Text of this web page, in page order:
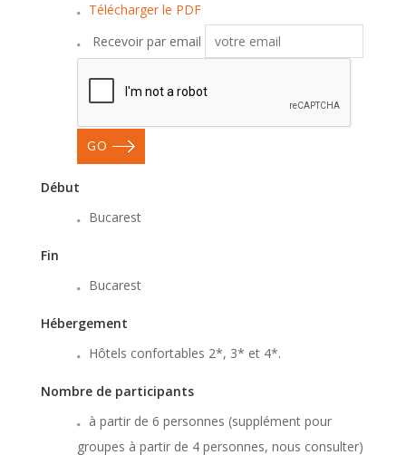
Télécharger le PDF
Recevoir par email
GO
Début
Bucarest
Fin
Bucarest
Hébergement
Hôtels confortables 2*, 3* et 4*.
Nombre de participants
à partir de 6 personnes (supplément pour
groupes à partir de 4 personnes, nous consulter)